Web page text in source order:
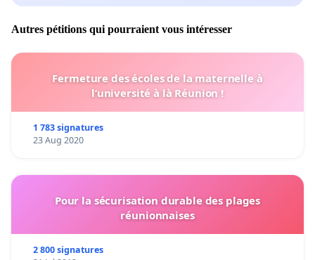
Autres pétitions qui pourraient vous intéresser
Fermeture des écoles de la maternelle à
l’université à là Réunion !
1 783 signatures
23 Aug 2020
Pour la sécurisation durable des plages
réunionnaises
2 800 signatures